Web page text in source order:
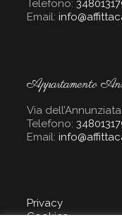
Telefono:
Email:
Appartamento
Via
Telefono:
Email:
Privacy
Cookies